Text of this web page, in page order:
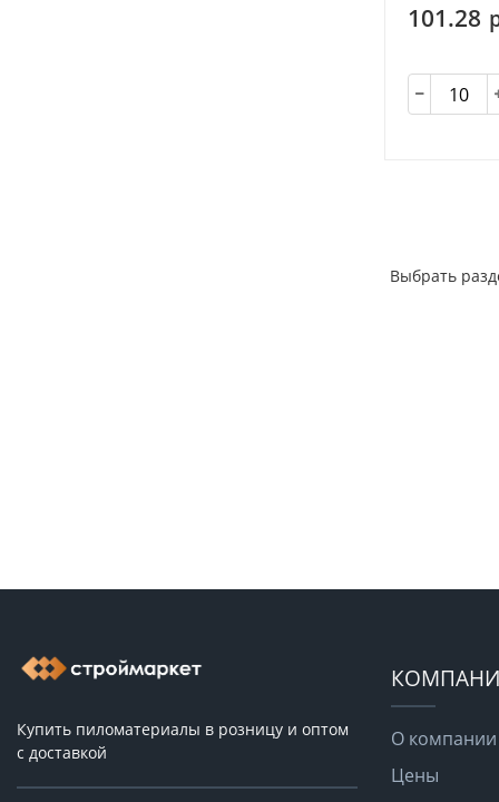
101.28
Выбрать
Купить пиломатериалы в розницу и оптом
с доставкой
О компании
Цены